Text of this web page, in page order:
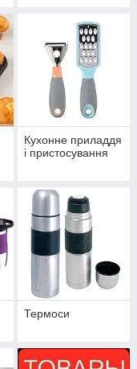
Кухонне приладдя
і пристосування
Термоси